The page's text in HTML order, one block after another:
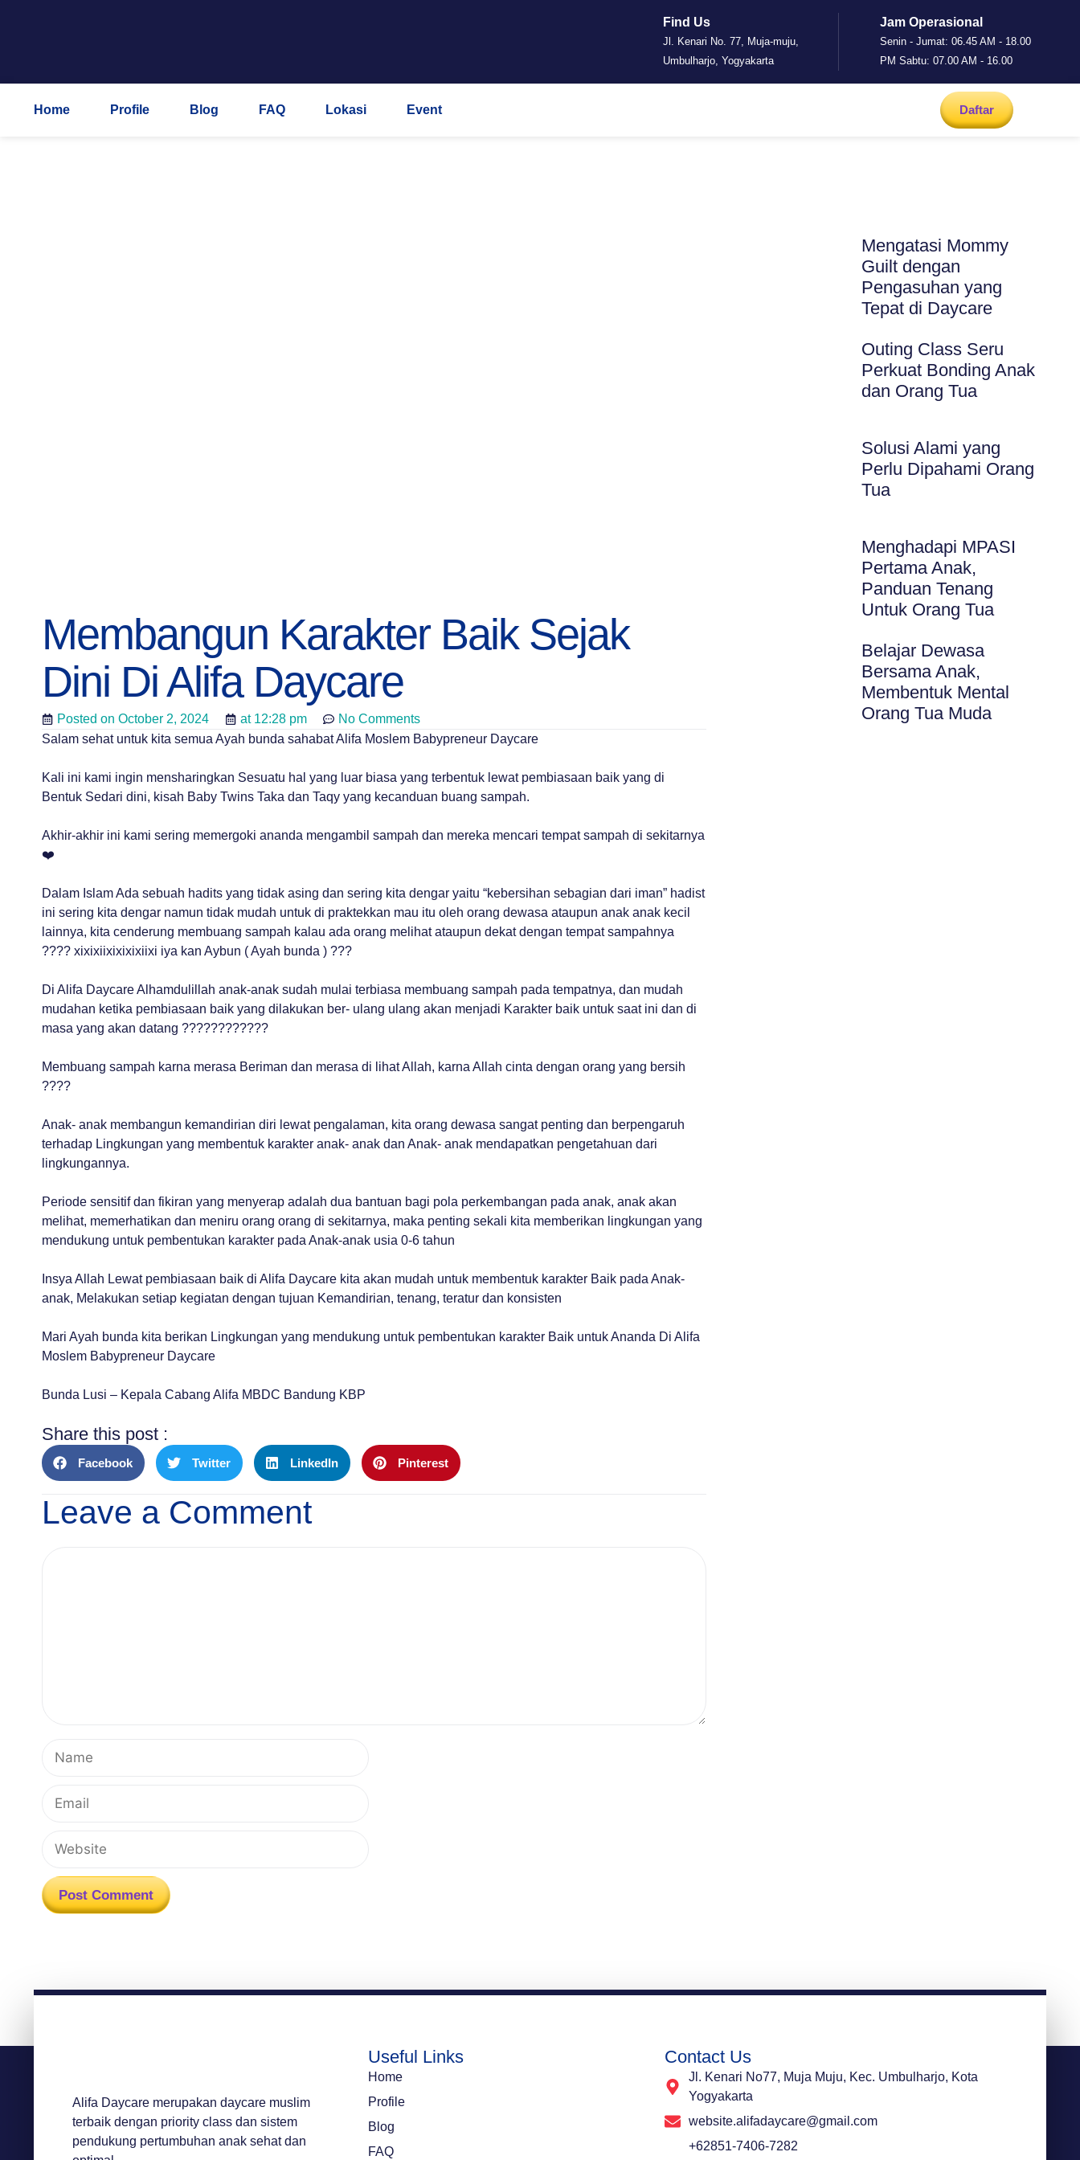
Find Us
Jl. Kenari No. 77, Muja-muju,
Umbulharjo, Yogyakarta
Jam Operasional
Senin - Jumat: 06.45 AM - 18.00
PM Sabtu: 07.00 AM - 16.00
Home Profile Blog FAQ Lokasi Event Daftar
Membangun Karakter Baik Sejak
Dini Di Alifa Daycare
Posted on October 2, 2024 at 12:28 pm
No Comments
Salam sehat untuk kita semua Ayah bunda sahabat Alifa Moslem Babypreneur Daycare
Kali ini kami ingin mensharingkan Sesuatu hal yang luar biasa yang terbentuk lewat pembiasaan baik yang di
Bentuk Sedari dini, kisah Baby Twins Taka dan Taqy yang kecanduan buang sampah.
Akhir-akhir ini kami sering memergoki ananda mengambil sampah dan mereka mencari tempat sampah di sekitarnya
❤️
Dalam Islam Ada sebuah hadits yang tidak asing dan sering kita dengar yaitu “kebersihan sebagian dari iman” hadist
ini sering kita dengar namun tidak mudah untuk di praktekkan mau itu oleh orang dewasa ataupun anak anak kecil
lainnya, kita cenderung membuang sampah kalau ada orang melihat ataupun dekat dengan tempat sampahnya
???? xixixiixixixixiixi iya kan Aybun ( Ayah bunda ) ???
Di Alifa Daycare Alhamdulillah anak-anak sudah mulai terbiasa membuang sampah pada tempatnya, dan mudah
mudahan ketika pembiasaan baik yang dilakukan ber- ulang ulang akan menjadi Karakter baik untuk saat ini dan di
masa yang akan datang ????????????
Membuang sampah karna merasa Beriman dan merasa di lihat Allah, karna Allah cinta dengan orang yang bersih
????
Anak- anak membangun kemandirian diri lewat pengalaman, kita orang dewasa sangat penting dan berpengaruh
terhadap Lingkungan yang membentuk karakter anak- anak dan Anak- anak mendapatkan pengetahuan dari
lingkungannya.
Periode sensitif dan fikiran yang menyerap adalah dua bantuan bagi pola perkembangan pada anak, anak akan
melihat, memerhatikan dan meniru orang orang di sekitarnya, maka penting sekali kita memberikan lingkungan yang
mendukung untuk pembentukan karakter pada Anak-anak usia 0-6 tahun
Insya Allah Lewat pembiasaan baik di Alifa Daycare kita akan mudah untuk membentuk karakter Baik pada Anak-
anak, Melakukan setiap kegiatan dengan tujuan Kemandirian, tenang, teratur dan konsisten
Mari Ayah bunda kita berikan Lingkungan yang mendukung untuk pembentukan karakter Baik untuk Ananda Di Alifa
Moslem Babypreneur Daycare
Bunda Lusi – Kepala Cabang Alifa MBDC Bandung KBP
Share this post :
Facebook Twitter LinkedIn Pinterest
Leave a Comment
Mengatasi Mommy
Guilt dengan
Pengasuhan yang
Tepat di Daycare
Outing Class Seru
Perkuat Bonding Anak
dan Orang Tua
Solusi Alami yang
Perlu Dipahami Orang
Tua
Menghadapi MPASI
Pertama Anak,
Panduan Tenang
Untuk Orang Tua
Belajar Dewasa
Bersama Anak,
Membentuk Mental
Orang Tua Muda
Alifa Daycare merupakan daycare muslim
terbaik dengan priority class dan sistem
pendukung pertumbuhan anak sehat dan
Useful Links
Home
Profile
Blog
FAQ
Contact Us
Jl. Kenari No77, Muja Muju, Kec. Umbulharjo, Kota
Yogyakarta
website.alifadaycare@gmail.com
+62851-7406-7282